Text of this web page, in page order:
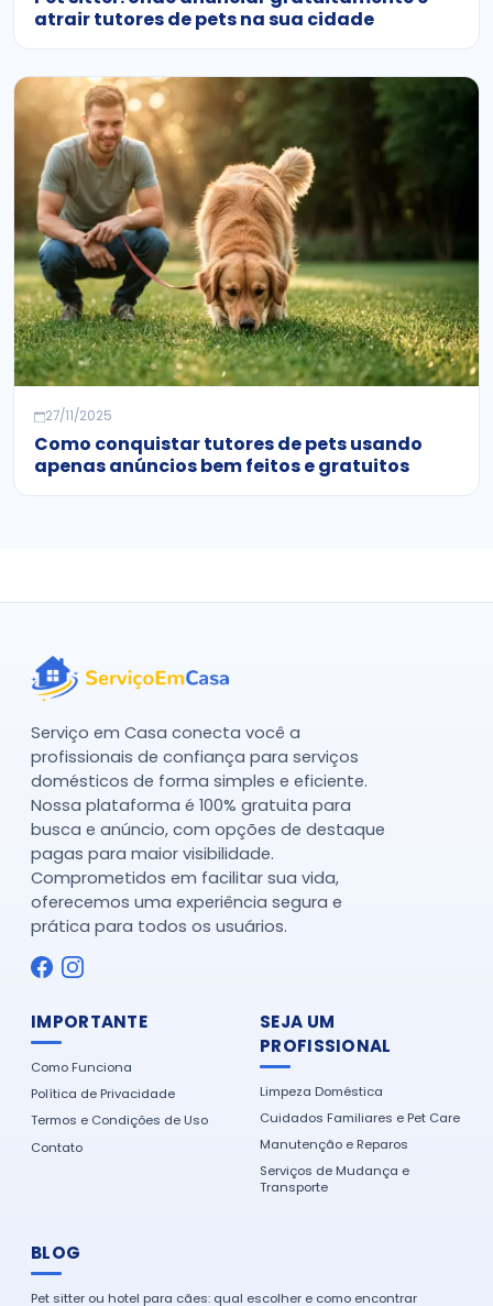
atrair tutores de pets na sua cidade
27/11/2025
Como conquistar tutores de pets usando
apenas anúncios bem feitos e gratuitos
Serviço em Casa conecta você a
profissionais de confiança para serviços
domésticos de forma simples e eficiente.
Nossa plataforma é 100% gratuita para
busca e anúncio, com opções de destaque
pagas para maior visibilidade.
Comprometidos em facilitar sua vida,
oferecemos uma experiência segura e
prática para todos os usuários.
IMPORTANTE
Como Funciona
Política de Privacidade
Termos e Condições de Uso
Contato
SEJA UM
PROFISSIONAL
Limpeza Doméstica
Cuidados Familiares e Pet Care
Manutenção e Reparos
Serviços de Mudança e
Transporte
BLOG
Pet sitter ou hotel para cães: qual escolher e como encontrar